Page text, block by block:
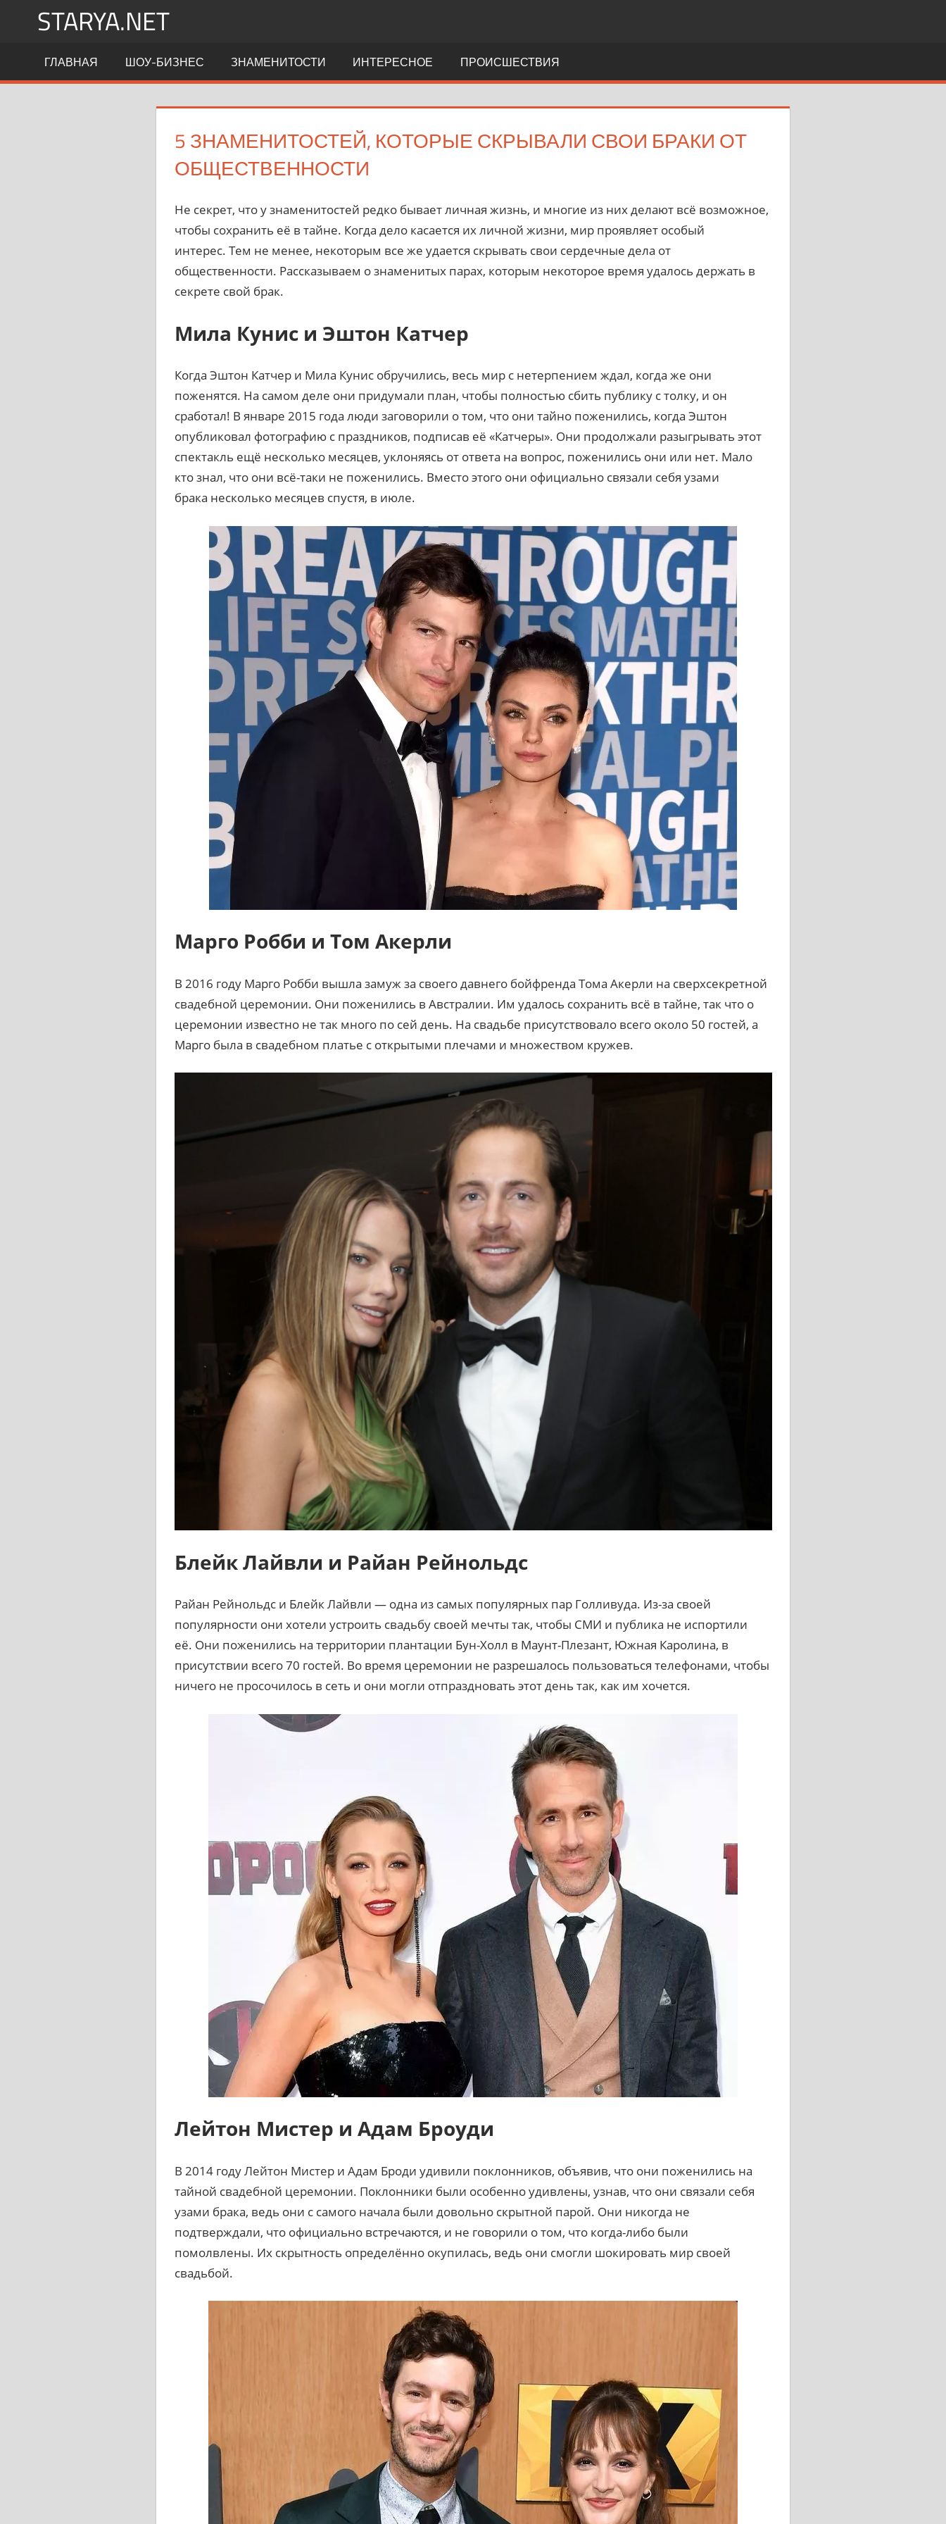
ПерейтиSTARYA.NET
шоу-
бизнеса
ГЛАВНАЯ ШОУ-БИЗНЕС ЗНАМЕНИТОСТИ ИНТЕРЕСНОЕ ПРОИСШЕСТВИЯ
5 ЗНАМЕНИТОСТЕЙ, КОТОРЫЕ СКРЫВАЛИ СВОИ БРАКИ ОТ
ОБЩЕСТВЕННОСТИ
Не секрет, что у знаменитостей редко бывает личная жизнь, и многие из них делают всё возможное,
чтобы сохранить её в тайне. Когда дело касается их личной жизни, мир проявляет особый
интерес. Тем не менее, некоторым все же удается скрывать свои сердечные дела от
общественности. Рассказываем о знаменитых парах, которым некоторое время удалось держать в
секрете свой брак.
Мила Кунис и Эштон Катчер
Когда Эштон Катчер и Мила Кунис обручились, весь мир с нетерпением ждал, когда же они
поженятся. На самом деле они придумали план, чтобы полностью сбить публику с толку, и он
сработал! В январе 2015 года люди заговорили о том, что они тайно поженились, когда Эштон
опубликовал фотографию с праздников, подписав её «Катчеры». Они продолжали разыгрывать этот
спектакль ещё несколько месяцев, уклоняясь от ответа на вопрос, поженились они или нет. Мало
кто знал, что они всё-таки не поженились. Вместо этого они официально связали себя узами
брака несколько месяцев спустя, в июле.
Марго Робби и Том Акерли
В 2016 году Марго Робби вышла замуж за своего давнего бойфренда Тома Акерли на сверхсекретной
свадебной церемонии. Они поженились в Австралии. Им удалось сохранить всё в тайне, так что о
церемонии известно не так много по сей день. На свадьбе присутствовало всего около 50 гостей, а
Марго была в свадебном платье с открытыми плечами и множеством кружев.
Блейк Лайвли и Райан Рейнольдс
Райан Рейнольдс и Блейк Лайвли — одна из самых популярных пар Голливуда. Из-за своей
популярности они хотели устроить свадьбу своей мечты так, чтобы СМИ и публика не испортили
её. Они поженились на территории плантации Бун-Холл в Маунт-Плезант, Южная Каролина, в
присутствии всего 70 гостей. Во время церемонии не разрешалось пользоваться телефонами, чтобы
ничего не просочилось в сеть и они могли отпраздновать этот день так, как им хочется.
Лейтон Мистер и Адам Броуди
В 2014 году Лейтон Мистер и Адам Броди удивили поклонников, объявив, что они поженились на
тайной свадебной церемонии. Поклонники были особенно удивлены, узнав, что они связали себя
узами брака, ведь они с самого начала были довольно скрытной парой. Они никогда не
подтверждали, что официально встречаются, и не говорили о том, что когда-либо были
помолвлены. Их скрытность определённо окупилась, ведь они смогли шокировать мир своей
свадьбой.